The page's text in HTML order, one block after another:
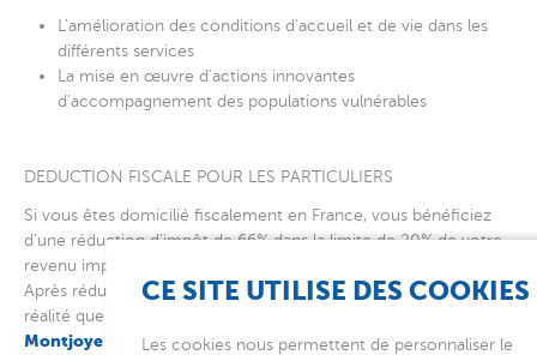
L’amélioration des conditions d’accueil et de vie dans les
différents services
La mise en œuvre d’actions innovantes
d’accompagnement des populations vulnérables
DEDUCTION FISCALE POUR LES PARTICULIERS
Si vous êtes domicilié fiscalement en France, vous bénéficiez
d’une réduction d’impôt de 66% dans la limite de 20% de votre
revenu imposable (article 200 du Code Général des Impôts).
Après réduction d’impôt, un don de 100 € ne vous coûte en
réalité que 33 €
Montjoye vous adressera un reçu fiscal par e-mail ou par voie
CE SITE UTILISE DES COOKIES
Les cookies nous permettent de personnaliser le